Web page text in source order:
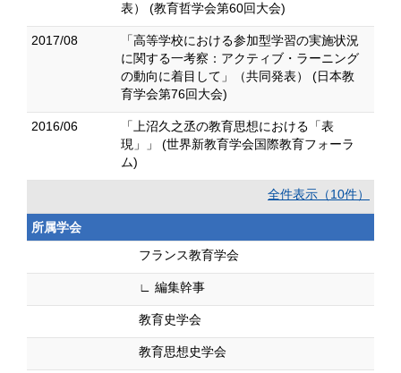
表） (教育哲学会第60回大会)
2017/08
「高等学校における参加型学習の実施状況
に関する一考察：アクティブ・ラーニング
の動向に着目して」（共同発表） (日本教
育学会第76回大会)
2016/06
「上沼久之丞の教育思想における「表
現」」 (世界新教育学会国際教育フォーラ
ム)
全件表示（10件）
所属学会
フランス教育学会
∟ 編集幹事
教育史学会
教育思想史学会